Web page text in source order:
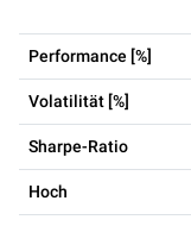
Performance [%]
Volatilität [%]
Sharpe-Ratio
Hoch